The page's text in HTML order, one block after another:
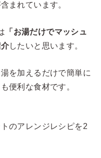
まれています。
「お湯だけでマッシュ
したいと思います。
を加えるだけで簡単に
便利な食材です。
のアレンジレシピを2